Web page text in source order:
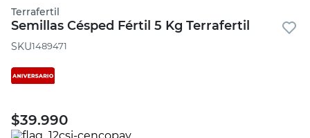
Terrafertil
Semillas Césped Fértil 5 Kg Terrafertil
:1489471
$39.990
puertas